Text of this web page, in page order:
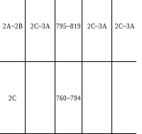
2A~2B 2C~3A 795~819 2C~3A 2C~3A
2C 760~794